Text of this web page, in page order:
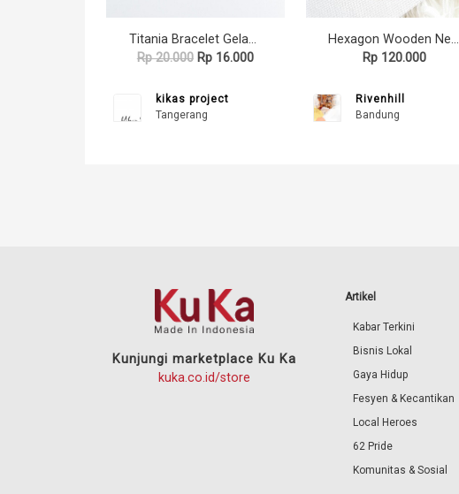
Titania Bracelet Gelang Etnik Bohemian Gypsy
Rp 20.000Rp 16.000
kikas project
Tangerang
Hexagon Wooden Necklace (II)
Rp 120.000
Rivenhill
Bandung
Kunjungi marketplace Ku Ka
kuka.co.id/store
Artikel
Kabar Terkini
Bisnis Lokal
Gaya Hidup
Fesyen & Kecantikan
Local Heroes
62 Pride
Komunitas & Sosial